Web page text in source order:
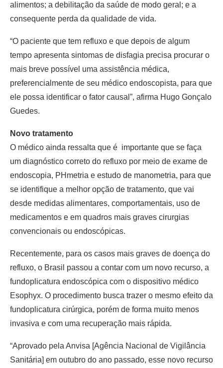
alimentos; a debilitação da saúde de modo geral; e a
consequente perda da qualidade de vida.
“O paciente que tem refluxo e que depois de algum
tempo apresenta sintomas de disfagia precisa procurar o
mais breve possível uma assistência médica,
preferencialmente de seu médico endoscopista, para que
ele possa identificar o fator causal”, afirma Hugo Gonçalo
Guedes.
Novo tratamento
O médico ainda ressalta que é importante que se faça
um diagnóstico correto do refluxo por meio de exame de
endoscopia, PHmetria e estudo de manometria, para que
se identifique a melhor opção de tratamento, que vai
desde medidas alimentares, comportamentais, uso de
medicamentos e em quadros mais graves cirurgias
convencionais ou endoscópicas.
Recentemente, para os casos mais graves de doença do
refluxo, o Brasil passou a contar com um novo recurso, a
fundoplicatura endoscópica com o dispositivo médico
Esophyx. O procedimento busca trazer o mesmo efeito da
fundoplicatura cirúrgica, porém de forma muito menos
invasiva e com uma recuperação mais rápida.
“Aprovado pela Anvisa [Agência Nacional de Vigilância
Sanitária] em outubro do ano passado, esse novo recurso